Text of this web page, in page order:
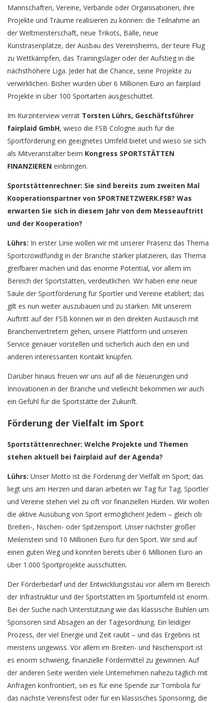
Mannschaften, Vereine, Verbände oder Organisationen, ihre
Projekte und Träume realisieren zu können: die Teilnahme an
der Weltmeisterschaft, neue Trikots, Bälle, neue
Kunstrasenplätze, der Ausbau des Vereinsheims, der teure Flug
zu Wettkämpfen, das Trainingslager oder der Aufstieg in die
nächsthöhere Liga. Jeder hat die Chance, seine Projekte zu
verwirklichen. Bisher wurden über 6 Millionen Euro an fairplaid
Projekte in über 100 Sportarten ausgeschüttet.
Im Kurzinterview verrät Torsten Lührs, Geschäftsführer
fairplaid GmbH, wieso die FSB Cologne auch für die
Sportförderung ein geeignetes Umfeld bietet und wieso sie sich
als Mitveranstalter beim Kongress SPORTSTÄTTEN
FINANZIEREN einbringen.
Sportstättenrechner: Sie sind bereits zum zweiten Mal
Kooperationspartner von SPORTNETZWERK.FSB? Was
erwarten Sie sich in diesem Jahr von dem Messeauftritt
und der Kooperation?
Lührs: In erster Linie wollen wir mit unserer Präsenz das Thema
Sportcrowdfundig in der Branche stärker platzieren, das Thema
greifbarer machen und das enorme Potential, vor allem im
Bereich der Sportstätten, verdeutlichen. Wir haben eine neue
Säule der Sportförderung für Sportler und Vereine etabliert; das
gilt es nun weiter auszubauen und zu stärken. Mit unserem
Auftritt auf der FSB können wir in den direkten Austausch mit
Branchenvertretern gehen, unsere Plattform und unseren
Service genauer vorstellen und sicherlich auch den ein und
anderen interessanten Kontakt knüpfen.
Darüber hinaus freuen wir uns auf all die Neuerungen und
Innovationen in der Branche und vielleicht bekommen wir auch
ein Gefühl für die Sportstätte der Zukunft.
Förderung der Vielfalt im Sport
Sportstättenrechner: Welche Projekte und Themen
stehen aktuell bei fairplaid auf der Agenda?
Lührs: Unser Motto ist die Förderung der Vielfalt im Sport; das
liegt uns am Herzen und daran arbeiten wir Tag für Tag. Sportler
und Vereine stehen viel zu oft vor finanziellen Hürden. Wir wollen
die aktive Ausübung von Sport ermöglichen! Jedem – gleich ob
Breiten-, Nischen- oder Spitzensport. Unser nächster großer
Meilenstein sind 10 Millionen Euro für den Sport. Wir sind auf
einen guten Weg und konnten bereits über 6 Millionen Euro an
über 1.000 Sportprojekte ausschütten.
Der Förderbedarf und der Entwicklungsstau vor allem im Bereich
der Infrastruktur und der Sportstätten im Sportumfeld ist enorm.
Bei der Suche nach Unterstützung wie das klassische Buhlen um
Sponsoren sind Absagen an der Tagesordnung. Ein leidiger
Prozess, der viel Energie und Zeit raubt – und das Ergebnis ist
meistens ungewiss. Vor allem im Breiten- und Nischensport ist
es enorm schwierig, finanzielle Fördermittel zu gewinnen. Auf
der anderen Seite werden viele Unternehmen nahezu täglich mit
Anfragen konfrontiert, sei es für eine Spende zur Tombola für
das nächste Vereinsfest oder für ein klassisches Sponsoring, die